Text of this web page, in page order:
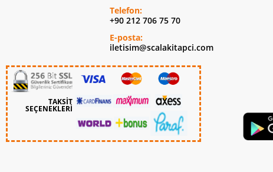
Telefon:
+90 212 706 75 70
E-posta:
iletisim@scalakitapci.com
TAKSİT
SEÇENEKLERİ